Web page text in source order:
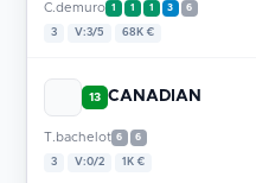
C.demuro 1 1 1 3 6
3 V:3/5 68K €
13 CANADIAN
T.bachelot 6 6
3 V:0/2 1K €